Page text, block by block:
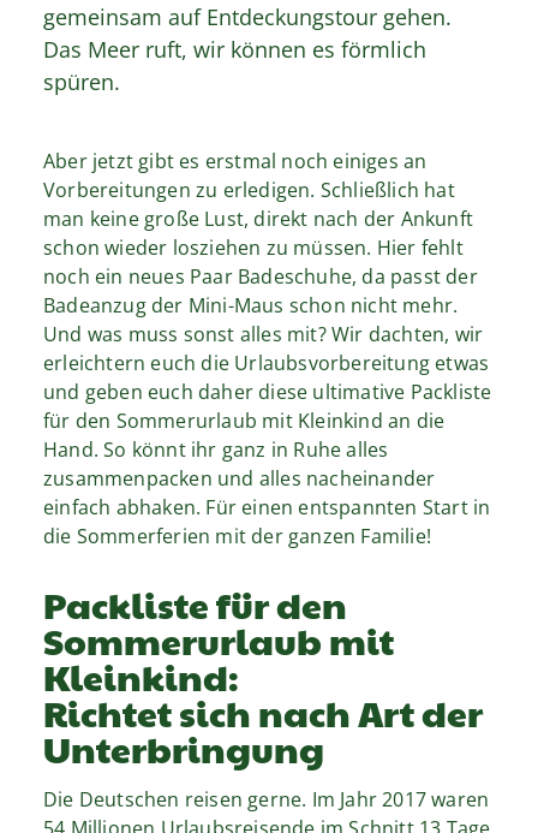
gemeinsam auf Entdeckungstour gehen.
Das Meer ruft, wir können es förmlich
spüren.
Aber jetzt gibt es erstmal noch einiges an
Vorbereitungen zu erledigen. Schließlich hat
man keine große Lust, direkt nach der Ankunft
schon wieder losziehen zu müssen. Hier fehlt
noch ein neues Paar Badeschuhe, da passt der
Badeanzug der Mini-Maus schon nicht mehr.
Und was muss sonst alles mit? Wir dachten, wir
erleichtern euch die Urlaubsvorbereitung etwas
und geben euch daher diese ultimative Packliste
für den Sommerurlaub mit Kleinkind an die
Hand. So könnt ihr ganz in Ruhe alles
zusammenpacken und alles nacheinander
einfach abhaken. Für einen entspannten Start in
die Sommerferien mit der ganzen Familie!
Packliste für den
Sommerurlaub mit
Kleinkind:
Richtet sich nach Art der
Unterbringung
Die Deutschen reisen gerne. Im Jahr 2017 waren